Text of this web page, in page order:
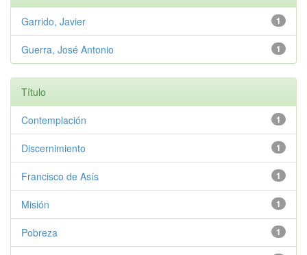
1
Garrido, Javier
1
Guerra, José Antonio
Título
1
Contemplación
1
Discernimiento
1
Francisco de Asís
1
Misión
1
Pobreza